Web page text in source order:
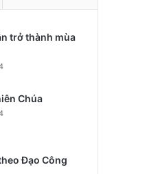
trở thành mùa
Chúa
Đạo Công